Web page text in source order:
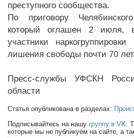
преступного сообщества.
По приговору
который оглашен 2 июля,
участники
лишения свободы почти 70
Пресс-службы УФСКН
области
Статья опубликована в разделах:
Подписывайтесь на нашу группу в VK .
которые мы не публикуем на сайте, а